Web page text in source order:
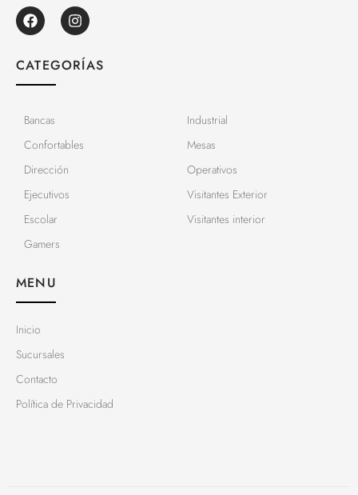
CATEGORÍAS
Bancas
Confortables
Dirección
Ejecutivos
Escolar
Gamers
Industrial
Mesas
Operativos
Visitantes Exterior
Visitantes interior
MENU
Inicio
Sucursales
Contacto
Política de Privacidad